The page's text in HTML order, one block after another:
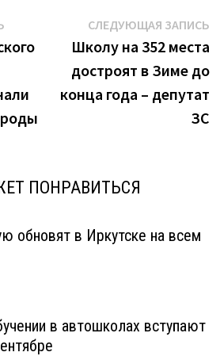
Предыдущая
запись:
СЛЕДУЮЩАЯ ЗАПИСЬ
Школу на 352 места
достроят в Зиме до
конца года – депутат
ЗС
ПОНРАВИТЬСЯ
обновят в Иркутске на всем
в автошколах вступают